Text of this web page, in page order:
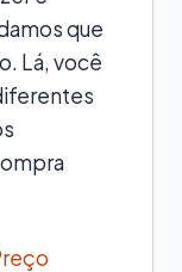
que
Lá, você